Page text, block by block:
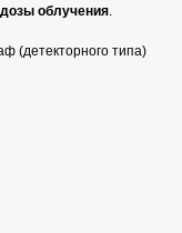
облучения.
(детекторного типа)